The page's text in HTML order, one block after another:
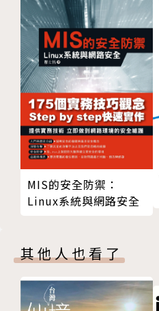
MIS的安全防禦：
Linux系統與網路安全
其他人也看了